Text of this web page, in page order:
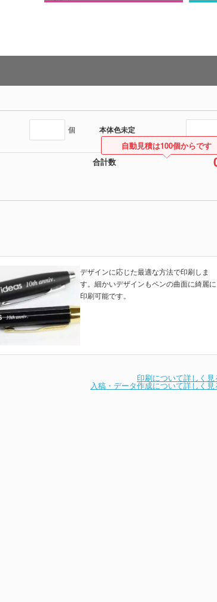
個 本体色未定
合計数
自動見積は100個からです
デザインに応じた最適な方法で印刷しま
す。細かいデザインもペンの曲面に綺麗に
印刷可能です。
印刷について詳しく見
入稿・データ作成について詳しく見